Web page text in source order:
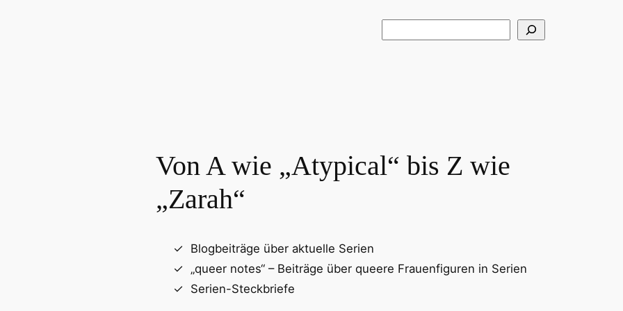
Von A wie „Atypical“ bis Z wie
„Zarah“
Blogbeiträge über aktuelle Serien
„queer notes“ – Beiträge über queere Frauenfiguren in Serien
Serien-Steckbriefe